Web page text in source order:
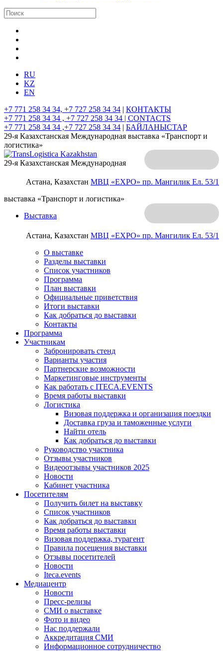
RU
KZ
EN
+7 771 258 34 34, +7 727 258 34 34 | КОНТАКТЫ
+7 771 258 34 34 , +7 727 258 34 34 | CONTACTS
+7 771 258 34 34 ,+7 727 258 34 34 | БАЙЛАНЫСТАР
29-я Казахстанская Международная выставка «Транспорт и
логистика»
Астана, Казахстан МВЦ «EXPO» пр. Мангилик Ел. 53/1
29-я Казахстанская Международная
выставка «Транспорт и логистика»
Астана, Казахстан МВЦ «EXPO» пр. Мангилик Ел. 53/1
Выставка
О выставке
Разделы выставки
Список участников
Программа
План выставки
Официальные приветствия
Итоги выставки
Как добраться до выставки
Контакты
Программа
Участникам
Забронировать стенд
Варианты участия
Партнерские возможности
Маркетинговые инструменты
Как работать с ITECA.EVENTS
Время работы выставки
Логистика
Визовая поддержка и организация поездки
Доставка груза и таможенные услуги
Найти отель
Как добраться до выставки
Руководство участника
Отзывы участников
Видеоотзывы участников 2025
Новости
Кабинет участника
Посетителям
Получить билет на выставку
Список участников
Как добраться до выставки
Время работы выставки
Визовая поддержка, турагент
Правила посещения выставки
Отзывы посетителей
Новости
Iteca.events
Медиацентр
Новости
Пресс-релизы
СМИ о выставке
Фото и видео
Нас поддержали
Аккредитация СМИ
Информационное сотрудничество